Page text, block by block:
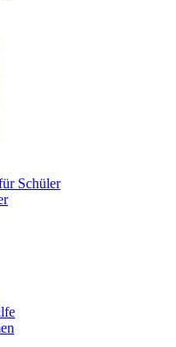
Schüler